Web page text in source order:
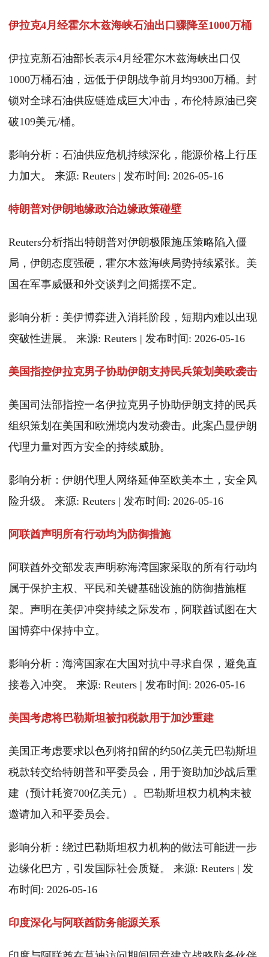
伊拉克4月经霍尔木兹海峡石油出口骤降至1000万桶
伊拉克新石油部长表示4月经霍尔木兹海峡出口仅
1000万桶石油，远低于伊朗战争前月均9300万桶。封
锁对全球石油供应链造成巨大冲击，布伦特原油已突
破109美元/桶。
影响分析：石油供应危机持续深化，能源价格上行压
力加大。 来源: Reuters | 发布时间: 2026-05-16
特朗普对伊朗地缘政治边缘政策碰壁
Reuters分析指出特朗普对伊朗极限施压策略陷入僵
局，伊朗态度强硬，霍尔木兹海峡局势持续紧张。美
国在军事威慑和外交谈判之间摇摆不定。
影响分析：美伊博弈进入消耗阶段，短期内难以出现
突破性进展。 来源: Reuters | 发布时间: 2026-05-16
美国指控伊拉克男子协助伊朗支持民兵策划美欧袭击
美国司法部指控一名伊拉克男子协助伊朗支持的民兵
组织策划在美国和欧洲境内发动袭击。此案凸显伊朗
代理力量对西方安全的持续威胁。
影响分析：伊朗代理人网络延伸至欧美本土，安全风
险升级。 来源: Reuters | 发布时间: 2026-05-16
阿联酋声明所有行动均为防御措施
阿联酋外交部发表声明称海湾国家采取的所有行动均
属于保护主权、平民和关键基础设施的防御措施框
架。声明在美伊冲突持续之际发布，阿联酋试图在大
国博弈中保持中立。
影响分析：海湾国家在大国对抗中寻求自保，避免直
接卷入冲突。 来源: Reuters | 发布时间: 2026-05-16
美国考虑将巴勒斯坦被扣税款用于加沙重建
美国正考虑要求以色列将扣留的约50亿美元巴勒斯坦
税款转交给特朗普和平委员会，用于资助加沙战后重
建（预计耗资700亿美元）。巴勒斯坦权力机构未被
邀请加入和平委员会。
影响分析：绕过巴勒斯坦权力机构的做法可能进一步
边缘化巴方，引发国际社会质疑。 来源: Reuters | 发
布时间: 2026-05-16
印度深化与阿联酋防务能源关系